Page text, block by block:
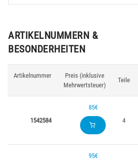
ARTIKELNUMMERN &
BESONDERHEITEN
Artikelnummer
Preis (inklusive
Mehrwertsteuer)
Teile
1542584
85€
4
95€